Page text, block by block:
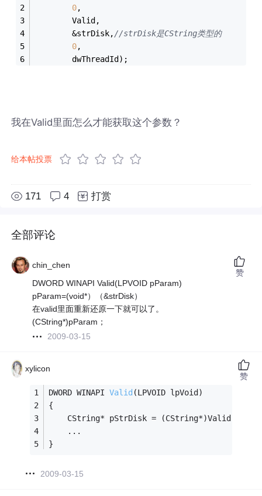
0,
		Valid,
		&strDisk,
//strDisk是CString类型的
0,
		dwThreadId);
我在Valid里面怎么才能获取这个参数？
给本帖投票
171 4 打赏
全部评论
chin_chen
DWORD WINAPI Valid(LPVOID pParam)
pParam=(void*）（&strDisk）
在valid里面重新还原一下就可以了。
(CString*)pParam；
2009-03-15
赞
xylicon
DWORD WINAPI Valid (LPVOID lpVoid)
{
    CString* pStrDisk = (CString*)Valid;
    ...
}
2009-03-15
赞